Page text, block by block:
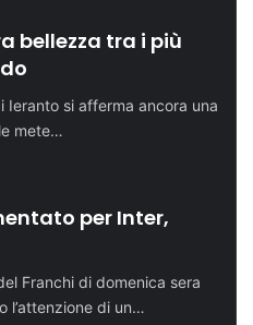
bellezza tra i più
Ieranto si afferma ancora una
mete…
per Inter,
Franchi di domenica sera
l’attenzione di un…